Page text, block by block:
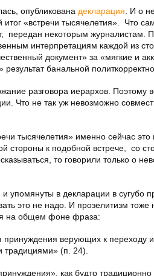
опубликована декларация . И о
«встречи тысячелетия». Что
передан некоторым журналистам.
интерпретациям каждой из
документ» за «мягкие и
банальной
разговора иерархов. Поэтому
Что не так уж невозможно
тысячелетия» именно сейчас
стороны к подобной встрече, со
то говорили только о
упомянуты в декларации в сугубо
это не надо. И прозелитизм
на общем фоне фраза:
верующих к переходу
традициями» (п. 24).
как будто